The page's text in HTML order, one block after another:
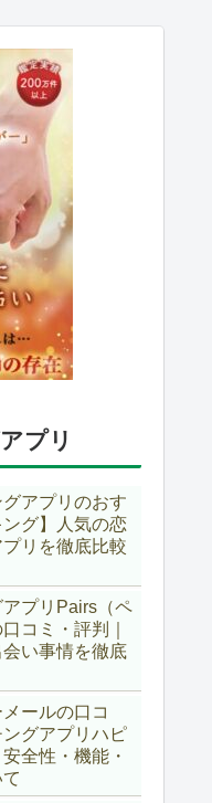
プリ
グアプリのおす
グ】人気の恋
リを徹底比較
プリPairs（ペ
コミ・評判｜
会い事情を徹底
メールの口コ
ングアプリハピ
全性・機能・